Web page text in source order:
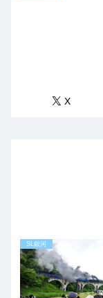
X
SL銀河